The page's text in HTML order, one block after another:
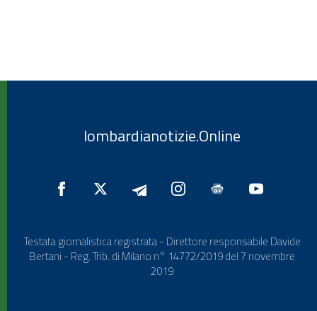
lombardianotizie.Online
Testata giornalistica registrata - Direttore responsabile Davide
Bertani - Reg. Trib. di Milano n° 14772/2019 del 7 novembre
2019